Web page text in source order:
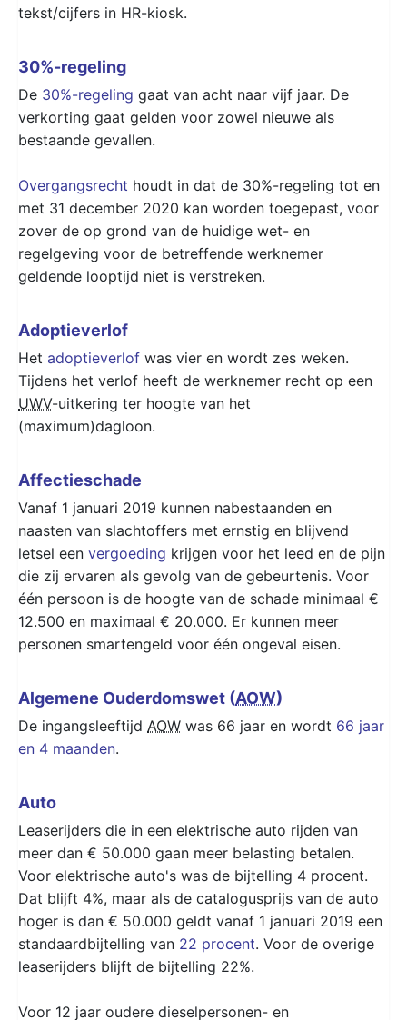
tekst/cijfers in HR-kiosk.
30%-regeling
De 30%-regeling gaat van acht naar vijf jaar. De
verkorting gaat gelden voor zowel nieuwe als
bestaande gevallen.
Overgangsrecht houdt in dat de 30%-regeling tot en
met 31 december 2020 kan worden toegepast, voor
zover de op grond van de huidige wet- en
regelgeving voor de betreffende werknemer
geldende looptijd niet is verstreken.
Adoptieverlof
Het adoptieverlof was vier en wordt zes weken.
Tijdens het verlof heeft de werknemer recht op een
UWV-uitkering ter hoogte van het
(maximum)dagloon.
Affectieschade
Vanaf 1 januari 2019 kunnen nabestaanden en
naasten van slachtoffers met ernstig en blijvend
letsel een vergoeding krijgen voor het leed en de pijn
die zij ervaren als gevolg van de gebeurtenis. Voor
één persoon is de hoogte van de schade minimaal €
12.500 en maximaal € 20.000. Er kunnen meer
personen smartengeld voor één ongeval eisen.
Algemene Ouderdomswet (AOW)
De ingangsleeftijd AOW was 66 jaar en wordt 66 jaar
en 4 maanden.
Auto
Leaserijders die in een elektrische auto rijden van
meer dan € 50.000 gaan meer belasting betalen.
Voor elektrische auto's was de bijtelling 4 procent.
Dat blijft 4%, maar als de catalogusprijs van de auto
hoger is dan € 50.000 geldt vanaf 1 januari 2019 een
standaardbijtelling van 22 procent. Voor de overige
leaserijders blijft de bijtelling 22%.
Voor 12 jaar oudere dieselpersonen- en